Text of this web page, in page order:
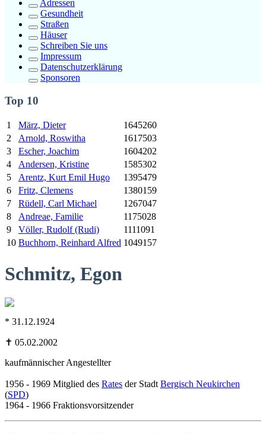
Adressen
Gesundheit
Straßen
Häuser
Schreiben Sie uns
Impressum
Datenschutzerklärung
Sponsoren
Top 10
1 März, Dieter
1645260
2
Arnold, Roswitha
1617503
3
Escher, Joachim
1604202
4
Andersen, Kristine
1585302
5
Arentz, KurtEmil Hugo
1395479
6
Fritz, Clemens
1380159
7
Rüdell, Carl Michael
1267047
8
Andreae, Familie
1175028
9
Völler, Rudolf (Rudi)
1111091
10 Buchhorn, Reinhard Alfred 1049157
Schmitz, Egon
* 31.12.1924
✝ 05.02.2002
kaufmännischer Angestellter
1956 - 1969 Mitglied des Rates der Stadt Bergisch Neukirchen
(SPD)
1964 - 1966 Fraktionsvorsitzender